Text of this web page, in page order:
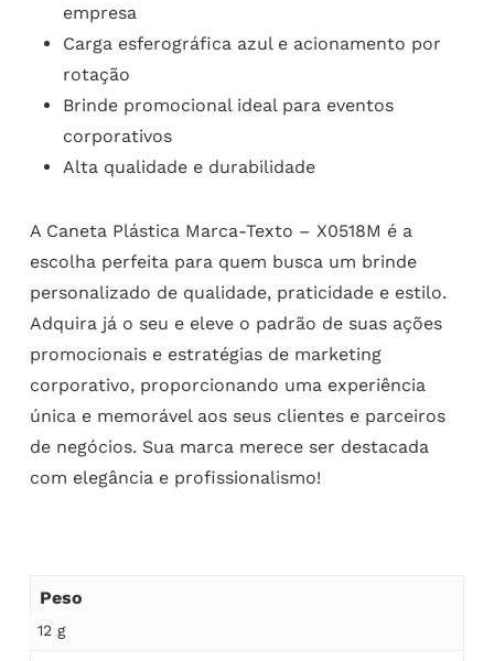
empresa
Carga esferográfica azul e acionamento por
rotação
Brinde promocional ideal para eventos
corporativos
Alta qualidade e durabilidade
A Caneta Plástica Marca-Texto – X0518M é a
escolha perfeita para quem busca um brinde
personalizado de qualidade, praticidade e estilo.
Adquira já o seu e eleve o padrão de suas ações
promocionais e estratégias de marketing
corporativo, proporcionando uma experiência
única e memorável aos seus clientes e parceiros
de negócios. Sua marca merece ser destacada
com elegância e profissionalismo!
Peso
12 g